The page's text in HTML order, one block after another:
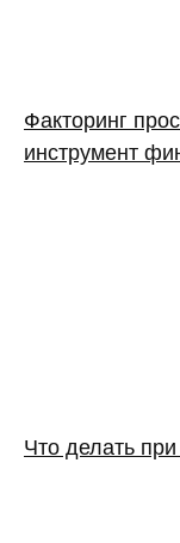
Факторинг
инструмент
Что делать